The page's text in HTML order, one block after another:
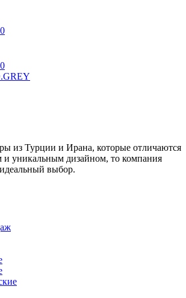
из Турции и Ирана, которые отличаются
и уникальным дизайном, то компания
выбор.